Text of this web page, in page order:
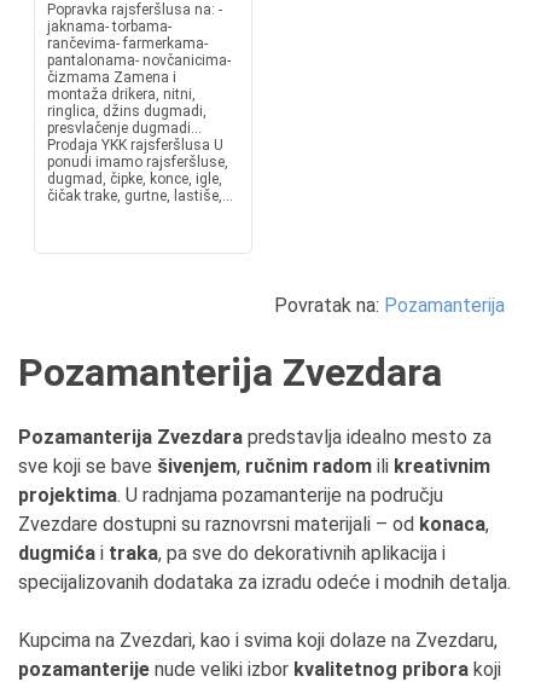
Popravka rajsferšlusa na: -
jaknama- torbama-
rančevima- farmerkama-
pantalonama- novčanicima-
čizmama Zamena i
montaža drikera, nitni,
ringlica, džins dugmadi,
presvlačenje dugmadi...
Prodaja YKK rajsferšlusa U
ponudi imamo rajsferšluse,
dugmad, čipke, konce, igle,
čičak trake, gurtne, lastiše,...
Povratak na: Pozamanterija
Pozamanterija Zvezdara
Pozamanterija Zvezdara predstavlja idealno mesto za
sve koji se bave šivenjem, ručnim radom ili kreativnim
projektima. U radnjama pozamanterije na području
Zvezdare dostupni su raznovrsni materijali – od konaca,
dugmića i traka, pa sve do dekorativnih aplikacija i
specijalizovanih dodataka za izradu odeće i modnih detalja.
Kupcima na Zvezdari, kao i svima koji dolaze na Zvezdaru,
pozamanterije nude veliki izbor kvalitetnog pribora koji